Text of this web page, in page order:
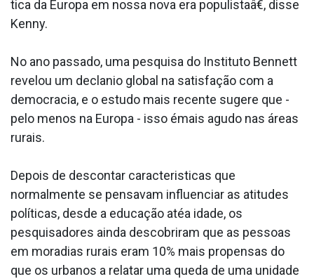
tica da Europa em nossa nova era populistaâ€, disse
Kenny.
No ano passado, uma pesquisa do Instituto Bennett
revelou um decla­nio global na satisfação com a
democracia, e o estudo mais recente sugere que -
pelo menos na Europa - isso émais agudo nas áreas
rurais.
Depois de descontar caracteri­sticas que
normalmente se pensavam influenciar as atitudes
políticas, desde a educação atéa idade, os
pesquisadores ainda descobriram que as pessoas
em moradias rurais eram 10% mais propensas do
que os urbanos a relatar uma queda de uma unidade